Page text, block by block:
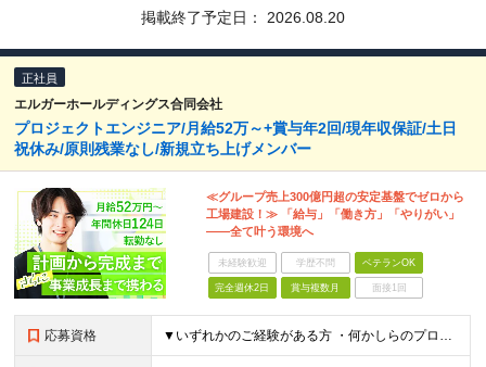
掲載終了予定日： 2026.08.20
正社員
エルガーホールディングス合同会社
プロジェクトエンジニア/月給52万～+賞与年2回/現年収保証/土日
祝休み/原則残業なし/新規立ち上げメンバー
≪グループ売上300億円超の安定基盤でゼロから
工場建設！≫ 「給与」「働き方」「やりがい」
――全て叶う環境へ
未経験歓迎 学歴不問 ベテランOK
完全週休2日 賞与複数月 面接1回
応募資格 ▼いずれかのご経験がある方 ・何かしらのプロジェクト管理の経験 ┗製造業（食品・医薬・化学等）だと尚歓迎 ・プラントエンジニアリング業界の経験 ※高専卒・大卒以上(機械、電気、化学工学、建築など理系